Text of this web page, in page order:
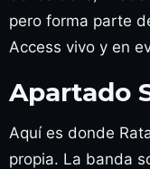
pero forma parte
Access vivo y en
Apartado
Aquí es donde
propia. La banda